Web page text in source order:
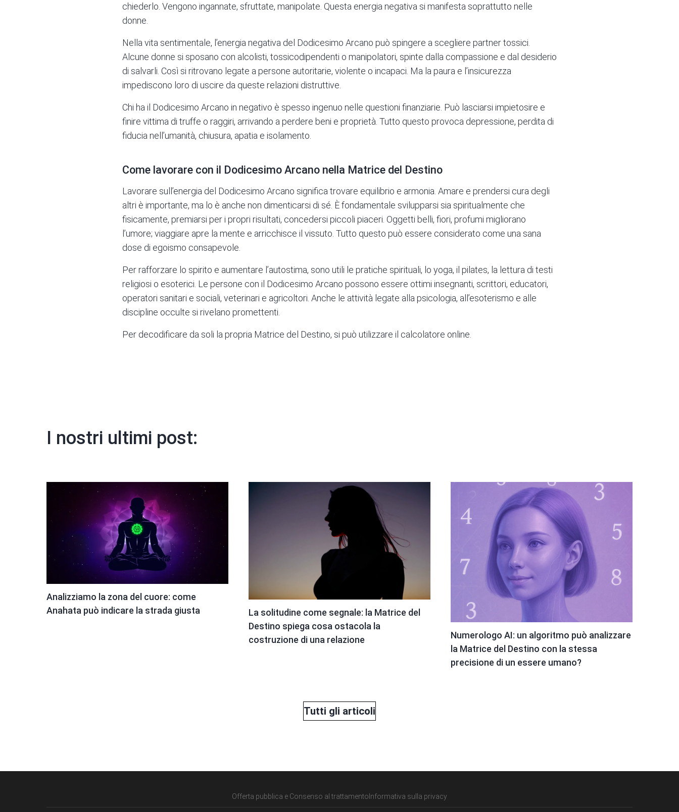
chiederlo. Vengono ingannate, sfruttate, manipolate. Questa energia negativa si manifesta soprattutto nelle
donne.
Nella vita sentimentale, l’energia negativa del Dodicesimo Arcano può spingere a scegliere partner tossici.
Alcune donne si sposano con alcolisti, tossicodipendenti o manipolatori, spinte dalla compassione e dal desiderio
di salvarli. Così si ritrovano legate a persone autoritarie, violente o incapaci. Ma la paura e l’insicurezza
impediscono loro di uscire da queste relazioni distruttive.
Chi ha il Dodicesimo Arcano in negativo è spesso ingenuo nelle questioni finanziarie. Può lasciarsi impietosire e
finire vittima di truffe o raggiri, arrivando a perdere beni e proprietà. Tutto questo provoca depressione, perdita di
fiducia nell’umanità, chiusura, apatia e isolamento.
Come lavorare con il Dodicesimo Arcano nella Matrice del Destino
Lavorare sull’energia del Dodicesimo Arcano significa trovare equilibrio e armonia. Amare e prendersi cura degli
altri è importante, ma lo è anche non dimenticarsi di sé. È fondamentale svilupparsi sia spiritualmente che
fisicamente, premiarsi per i propri risultati, concedersi piccoli piaceri. Oggetti belli, fiori, profumi migliorano
l’umore; viaggiare apre la mente e arricchisce il vissuto. Tutto questo può essere considerato come una sana
dose di egoismo consapevole.
Per rafforzare lo spirito e aumentare l’autostima, sono utili le pratiche spirituali, lo yoga, il pilates, la lettura di testi
religiosi o esoterici. Le persone con il Dodicesimo Arcano possono essere ottimi insegnanti, scrittori, educatori,
operatori sanitari e sociali, veterinari e agricoltori. Anche le attività legate alla psicologia, all’esoterismo e alle
discipline occulte si rivelano promettenti.
Per decodificare da soli la propria Matrice del Destino, si può utilizzare il calcolatore online.
I nostri ultimi post:
Analizziamo la zona del cuore: come
Anahata può indicare la strada giusta
La solitudine come segnale: la Matrice del
Destino spiega cosa ostacola la
costruzione di una relazione
Numerologo AI: un algoritmo può analizzare
la Matrice del Destino con la stessa
precisione di un essere umano?
Tutti gli articoli
Offerta pubblica e Consenso al trattamento Informativa sulla privacy